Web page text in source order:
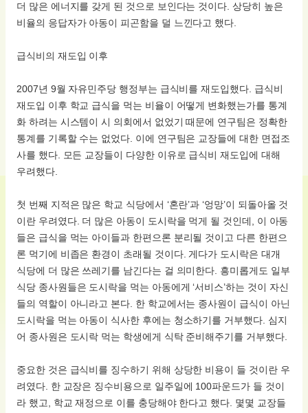
더 많은 에너지를 갖게 된 것으로 보인다는 것이다. 상당히 높은
비율의 응답자가 아동이 피곤함을 덜 느낀다고 했다.
급식비의 재도입 이후
2007년 9월 자유민주당 행정부는 급식비를 재도입했다. 급식비
재도입 이후 학교 급식을 먹는 비율이 어떻게 변화했는가를 통계
화 하려는 시스템이 시 의회에서 없었기 때문에 연구팀은 정확한
통계를 기록할 수는 없었다. 이에 연구팀은 교장들에 대한 면접조
사를 했다. 모든 교장들이 다양한 이유로 급식비 재도입에 대해
우려했다.
첫 번째 지적은 많은 학교 식당에서 ‘혼란’과 ‘엉망’이 되돌아올 것
이란 우려였다. 더 많은 아동이 도시락을 먹게 될 것인데, 이 아동
들은 급식을 먹는 아이들과 한편으론 분리될 것이고 다른 한편으
론 먹기에 비좁은 환경이 초래될 것이다. 게다가 도시락은 대개
식당에 더 많은 쓰레기를 남긴다는 걸 의미한다. 흥미롭게도 일부
식당 종사원들은 도시락을 먹는 아동에게 ‘서비스’하는 것이 자신
들의 역할이 아니라고 본다. 한 학교에서는 종사원이 급식이 아닌
도시락을 먹는 아동이 식사한 후에는 청소하기를 거부했다. 심지
어 종사원은 도시락 먹는 학생에게 식탁 준비해주기를 거부했다.
중요한 것은 급식비를 징수하기 위해 상당한 비용이 들 것이란 우
려였다. 한 교장은 징수비용으로 일주일에 100파운드가 들 것이
라 했고, 학교 재정으로 이를 충당해야 한다고 했다. 몇몇 교장들